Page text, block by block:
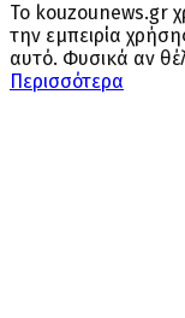
Το kouzounews.gr
την εμπειρία
αυτό. Φυσικά αν
Περισσότερα